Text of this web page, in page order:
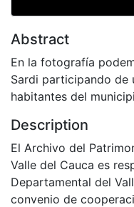
Abstract
En la fotografía
Sardi participando de
habitantes del
Description
El Archivo del
Valle del Cauca es
Departamental del
convenio de